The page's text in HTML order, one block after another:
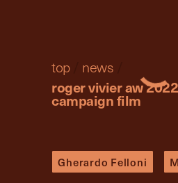
top/ news
roger vivier aw
campaign film
Gherardo Felloni